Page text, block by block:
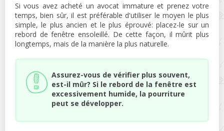
Si vous avez acheté un avocat immature et prenez votre
temps, bien sûr, il est préférable d'utiliser le moyen le plus
simple, le plus ancien et le plus éprouvé: placez-le sur un
rebord de fenêtre ensoleillé. De cette façon, il mûrit plus
longtemps, mais de la manière la plus naturelle.
Assurez-vous de vérifier plus souvent,
est-il mûr? Si le rebord de la fenêtre est
excessivement humide, la pourriture
peut se développer.